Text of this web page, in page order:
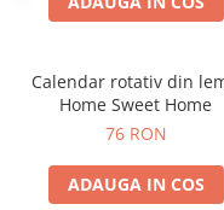
Calendar rotativ din
Home Sweet Home
76 RON
ADAUGA IN COS